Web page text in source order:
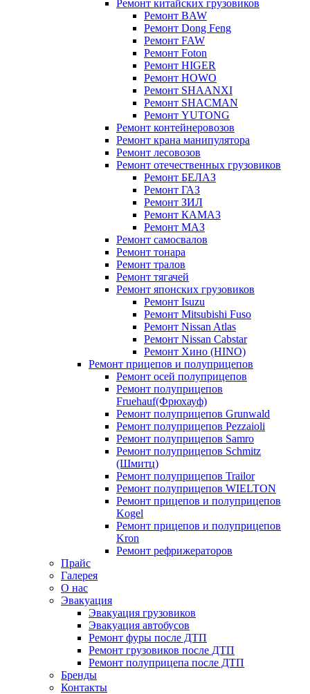
Ремонт китайских грузовиков
Ремонт BAW
Ремонт Dong Feng
Ремонт FAW
Ремонт Foton
Ремонт HIGER
Ремонт HOWO
Ремонт SHAANXI
Ремонт SHACMAN
Ремонт YUTONG
Ремонт контейнеровозов
Ремонт крана манипулятора
Ремонт лесовозов
Ремонт отечественных грузовиков
Ремонт БЕЛАЗ
Ремонт ГАЗ
Ремонт ЗИЛ
Ремонт КАМАЗ
Ремонт МАЗ
Ремонт самосвалов
Ремонт тонара
Ремонт тралов
Ремонт тягачей
Ремонт японских грузовиков
Ремонт Isuzu
Ремонт Mitsubishi Fuso
Ремонт Nissan Atlas
Ремонт Nissan Cabstar
Ремонт Хино (HINO)
Ремонт прицепов и полуприцепов
Ремонт осей полуприцепов
Ремонт полуприцепов
Fruehauf(Фрюхауф)
Ремонт полуприцепов Grunwald
Ремонт полуприцепов Pezzaioli
Ремонт полуприцепов Samro
Ремонт полуприцепов Schmitz
(Шмитц)
Ремонт полуприцепов Trailor
Ремонт полуприцепов WIELTON
Ремонт прицепов и полуприцепов
Kogel
Ремонт прицепов и полуприцепов
Kron
Ремонт рефрижераторов
Прайс
Галерея
О нас
Эвакуация
Эвакуация грузовиков
Эвакуация автобусов
Ремонт фуры после ДТП
Ремонт грузовиков после ДТП
Ремонт полуприцепа после ДТП
Бренды
Контакты